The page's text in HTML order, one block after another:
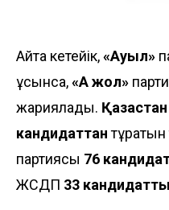
Айта кетейік,«Ауыл»
ұсынса,«Ақ жол»
жариялады.
кандидаттантұратын
партиясы 76
ЖСДП 33